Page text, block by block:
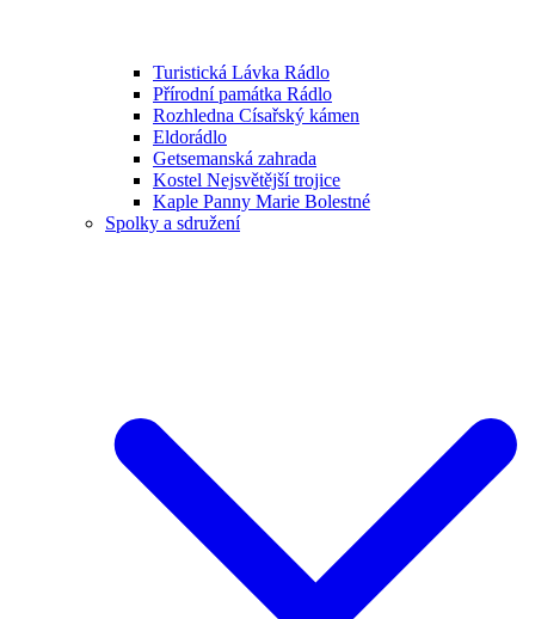
Turistická Lávka Rádlo
Přírodní památka Rádlo
Rozhledna Císařský kámen
Eldorádlo
Getsemanská zahrada
Kostel Nejsvětější trojice
Kaple Panny Marie Bolestné
Spolky a sdružení